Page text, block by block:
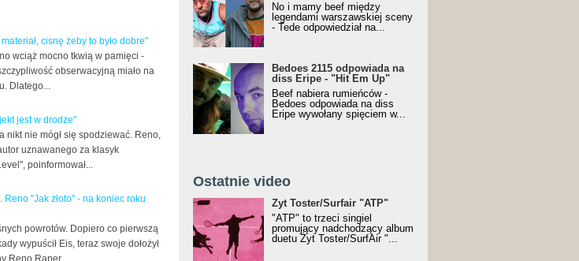
cisnę żeby to było dobre"
wciąż mocno tkwią w pamięci -
obserwacyjną miało na
Dlatego...
jest w drodze"
nikt nie mógł się spodziewać. Reno,
uznawanego za klasyk
poinformował...
"Jak złoto" - na koniec roku
powrotów. Dopiero co pierwszą
wypuścił Eis, teraz swoje dołożył
Reno.Raper...
No i mamy beef między
legendami warszawskiej sceny
- Tede odpowiedział na...
Bedoes 2115 odpowiada na
diss Eripe - "Hit Em Up"
Beef nabiera rumieńców -
Bedoes odpowiada na diss
Eripe wywołany spięciem w...
Ostatnie video
Żyt Toster/SurfAir - ATP VIDEO
Żyt Toster/Surfair "ATP"
"ATP" to trzeci singiel
promujący nadchodzący album
duetu Żyt Toster/SurfAir "...